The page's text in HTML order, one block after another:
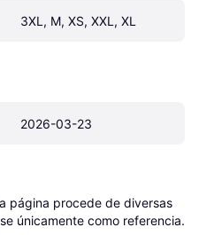
3XL, M, XS, XXL, XL
2026-03-23
página procede de diversas
únicamente como referencia.